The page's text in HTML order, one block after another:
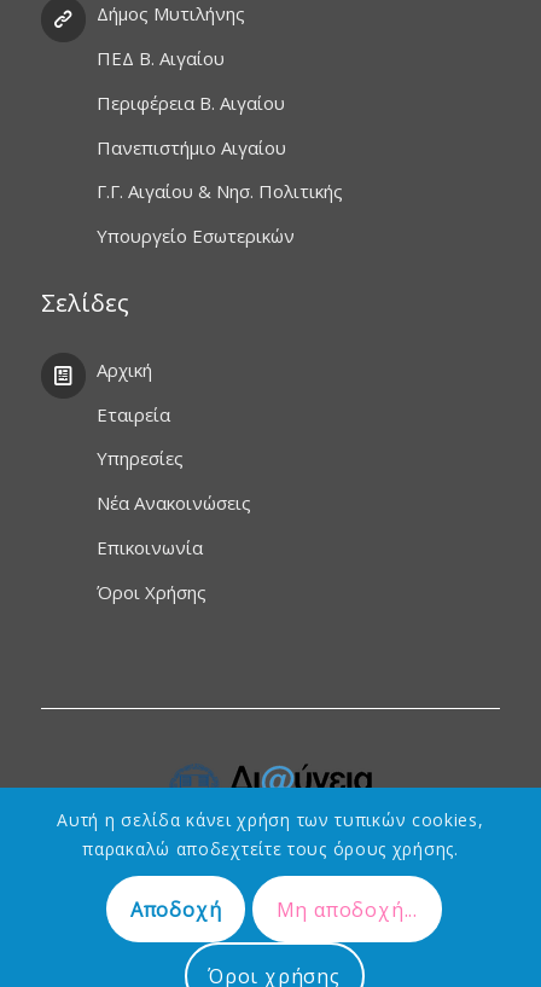
Δήμος Μυτιλήνης
ΠΕΔ Β. Αιγαίου
Περιφέρεια Β. Αιγαίου
Πανεπιστήμιο Αιγαίου
Γ.Γ. Αιγαίου & Νησ. Πολιτικής
Υπουργείο Εσωτερικών
Σελίδες
Αρχική
Εταιρεία
Υπηρεσίες
Νέα Ανακοινώσεις
Επικοινωνία
Όροι Χρήσης
Τεχνολογικές & Πνευματικές Λύσεις Ανάπτυξης
Ι.Κ.Ε. – Μυτιλήνη
Αυτή η σελίδα κάνει χρήση των τυπικών cookies,
παρακαλώ αποδεχτείτε τους όρους χρήσης.
Αποδοχή Μη αποδοχή...
Όροι χρήσης